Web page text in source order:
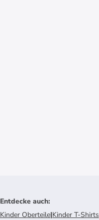
Entdecke auch:
Kinder Oberteile|Kinder T-Shirts